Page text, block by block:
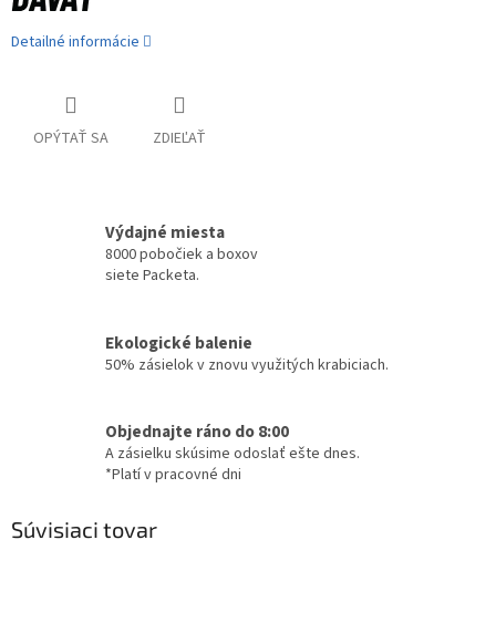
Detailné informácie
OPÝTAŤ SA ZDIEĽAŤ
Výdajné miesta
8000 pobočiek a boxov
siete Packeta.
Ekologické balenie
50% zásielok v znovu využitých krabiciach.
Objednajte ráno do 8:00
A zásielku skúsime odoslať ešte dnes.
*Platí v pracovné dni
Súvisiaci tovar